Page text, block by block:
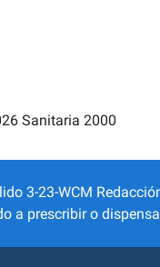
Sanitaria 2000
3-23-WCM
a prescribir o